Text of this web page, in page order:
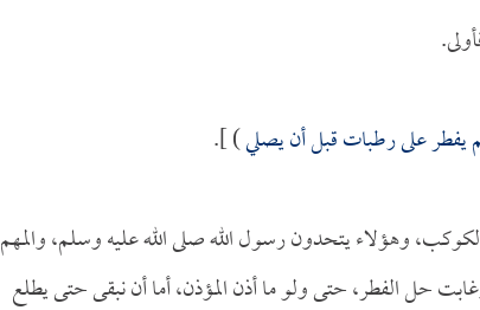
يفطر على رطبات قبل أن يصلي) ].
وهؤلاء يتحدون رسول الله صلى الله عليه وسلم، والمهم
حل الفطر، حتى ولو ما أذن المؤذن، أما أن نبقى حتى يطلع